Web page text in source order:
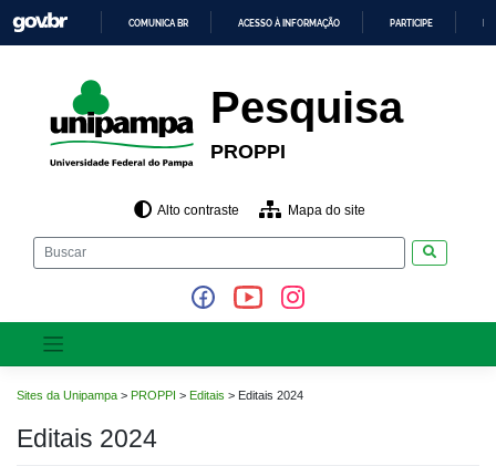
para
o
COMUNICA BR ACESSO À INFORMAÇÃO PARTICIPE
Pesquisa
PROPPI
Alto contraste Mapa do site
Sites da Unipampa > PROPPI > Editais > Editais 2024
Editais 2024